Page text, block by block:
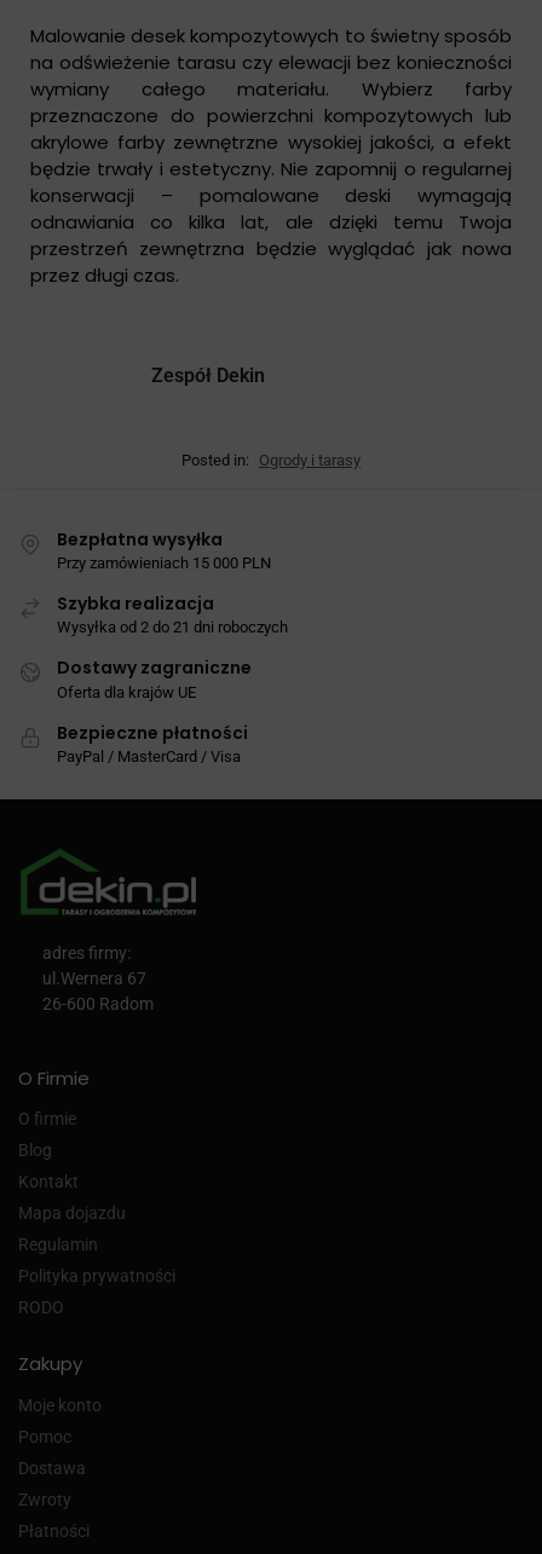
Malowanie desek kompozytowych to świetny sposób
na odświeżenie tarasu czy elewacji bez konieczności
wymiany całego materiału. Wybierz farby
przeznaczone do powierzchni kompozytowych lub
akrylowe farby zewnętrzne wysokiej jakości, a efekt
będzie trwały i estetyczny. Nie zapomnij o regularnej
konserwacji – pomalowane deski wymagają
odnawiania co kilka lat, ale dzięki temu Twoja
przestrzeń zewnętrzna będzie wyglądać jak nowa
przez długi czas.
Zespół Dekin
Posted in: Ogrody i tarasy
Bezpłatna wysyłka
Przy zamówieniach 15 000 PLN
Szybka realizacja
Wysyłka od 2 do 21 dni roboczych
Dostawy zagraniczne
Oferta dla krajów UE
Bezpieczne płatności
PayPal / MasterCard / Visa
adres firmy:
ul.Wernera 67
26-600 Radom
O Firmie
O firmie
Blog
Kontakt
Mapa dojazdu
Regulamin
Polityka prywatności
RODO
Zakupy
Moje konto
Pomoc
Dostawa
Zwroty
Płatności